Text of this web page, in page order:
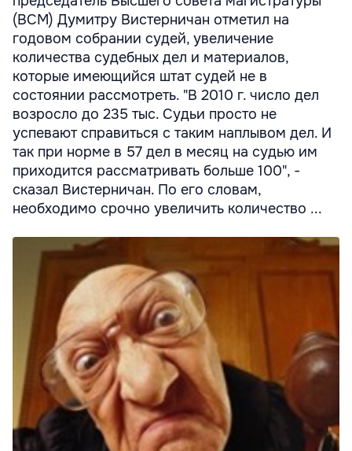
(ВСМ) Думитру Вистерничан отметил на
годовом собрании судей, увеличение
количества судебных дел и материалов,
которые имеющийся штат судей не в
состоянии рассмотреть. "В 2010 г. число дел
возросло до 235 тыс. Судьи просто не
успевают справиться с таким наплывом дел. И
так при норме в 57 дел в месяц на судью им
приходится рассматривать больше 100", -
сказал Вистерничан. По его словам,
необходимо срочно увеличить количество ...